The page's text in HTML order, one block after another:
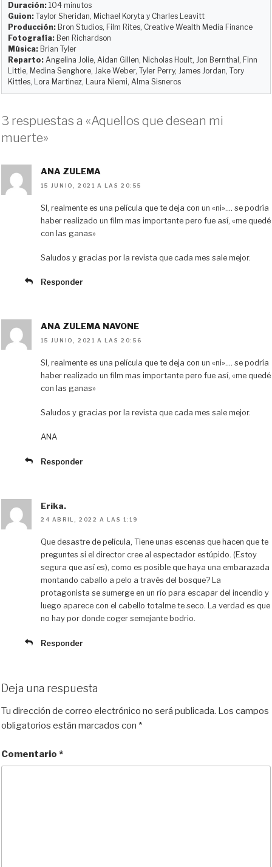
n
k
r
Duración: 104 minutos
Guion: Taylor Sheridan, Michael Koryta y Charles Leavitt
Producción: Bron Studios, Film Rites, Creative Wealth Media Finance
Fotografía: Ben Richardson
Música: Brian Tyler
Reparto: Angelina Jolie, Aidan Gillen, Nicholas Hoult, Jon Bernthal, Finn
Little, Medina Senghore, Jake Weber, Tyler Perry, James Jordan, Tory
Kittles, Lora Martinez, Laura Niemi, Alma Sisneros
3 respuestas a «Aquellos que desean mi
muerte»
ANA ZULEMA
15 JUNIO, 2021 A LAS 20:55
SI, realmente es una película que te deja con un «ni»…. se podría
haber realizado un film mas importante pero fue así, «me quedé
con las ganas»
Saludos y gracias por la revista que cada mes sale mejor.
Responder
ANA ZULEMA NAVONE
15 JUNIO, 2021 A LAS 20:56
SI, realmente es una película que te deja con un «ni»…. se podría
haber realizado un film mas importante pero fue así, «me quedé
con las ganas»
Saludos y gracias por la revista que cada mes sale mejor.
ANA
Responder
Erika.
24 ABRIL, 2022 A LAS 1:19
Que desastre de película, Tiene unas escenas que hacen que te
preguntes si el director cree al espectador estúpido. (Estoy
segura que así es), como es posible que haya una embarazada
montando caballo a pelo a través del bosque? La
protagonista se sumerge en un río para escapar del incendio y
luego aparece con el cabello totalme te seco. La verdad es que
no hay por donde coger semejante bodrio.
Responder
Deja una respuesta
Tu dirección de correo electrónico no será publicada. Los campos
obligatorios están marcados con *
Comentario *